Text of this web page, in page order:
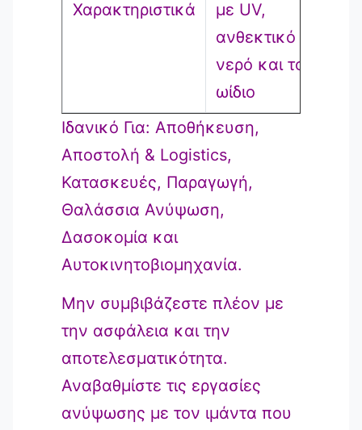
Χαρακτηριστικά
με UV,
ανθεκτικό στο
νερό και το
ωίδιο
Ιδανικό Για: Αποθήκευση,
Αποστολή & Logistics,
Κατασκευές, Παραγωγή,
Θαλάσσια Ανύψωση,
Δασοκομία και
Αυτοκινητοβιομηχανία.
Μην συμβιβάζεστε πλέον με
την ασφάλεια και την
αποτελεσματικότητα.
Αναβαθμίστε τις εργασίες
ανύψωσης με τον ιμάντα που